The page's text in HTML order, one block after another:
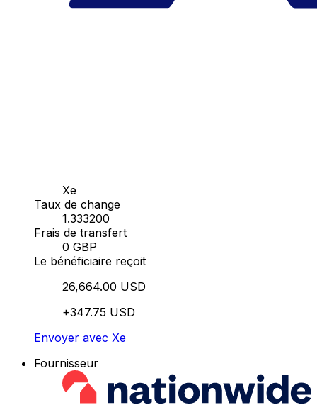
Xe
Taux de change
1.333200
Frais de transfert
0 GBP
Le bénéficiaire reçoit
26,664.00 USD
+347.75 USD
Envoyer avec Xe
Fournisseur